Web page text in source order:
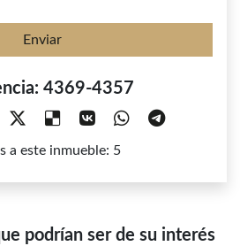
Enviar
4369-4357
a este inmueble: 5
podrían ser de su interés